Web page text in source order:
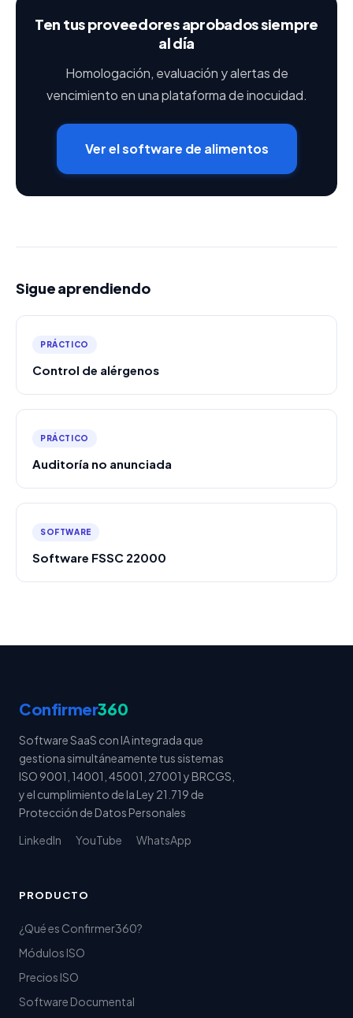
Ten tus proveedores aprobados siempre
al día
Homologación, evaluación y alertas de
vencimiento en una plataforma de inocuidad.
Ver el software de alimentos
Sigue aprendiendo
PRÁCTICO
Control de alérgenos
PRÁCTICO
Auditoría no anunciada
SOFTWARE
Software FSSC 22000
Confirmer360
Software SaaS con IA integrada que
gestiona simultáneamente tus sistemas
ISO 9001, 14001, 45001, 27001 y BRCGS,
y el cumplimiento de la Ley 21.719 de
Protección de Datos Personales
LinkedIn
YouTube WhatsApp
PRODUCTO
¿Qué es Confirmer360?
Módulos ISO
Precios ISO
Software Documental